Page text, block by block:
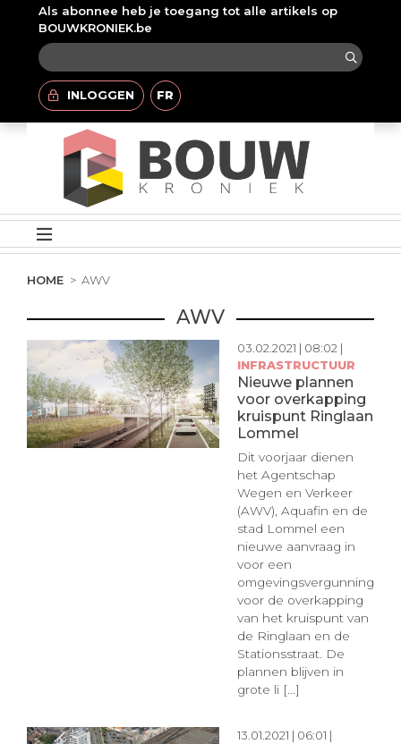
Als abonnee heb je toegang tot alle artikels op
BOUWKRONIEK.be
INLOGGEN FR
HOME AWV
AWV
03.02.2021 | 08:02 |
INFRASTRUCTUUR
Nieuwe plannen
voor overkapping
kruispunt Ringlaan
Lommel
Dit voorjaar dienen
het Agentschap
Wegen en Verkeer
(AWV), Aquafin en de
stad Lommel een
nieuwe aanvraag in
voor een
omgevingsvergunning
voor de overkapping
van het kruispunt van
de Ringlaan en de
Stationsstraat. De
plannen blijven in
grote li [...]
13.01.2021 | 06:01 |